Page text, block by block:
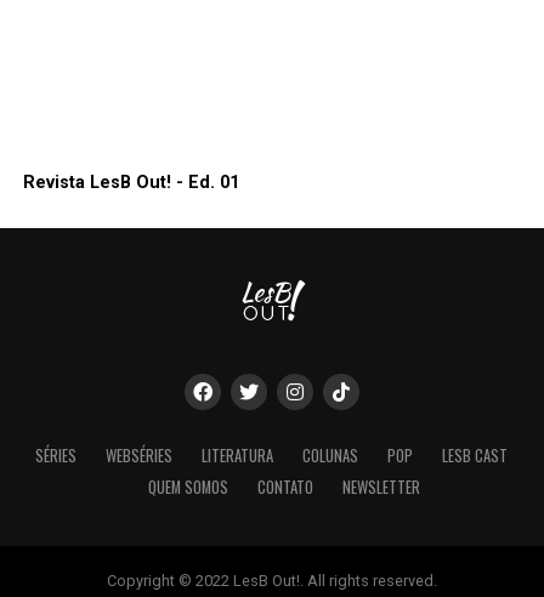
Revista LesB Out! - Ed. 01
SÉRIES WEBSÉRIES LITERATURA COLUNAS POP
LESB CAST
QUEM SOMOS
CONTATO NEWSLETTER
Copyright © 2022 LesB Out!. All rights reserved.